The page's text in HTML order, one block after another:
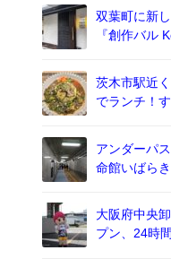
双葉町に新
『創作バル
茨木市駅近
でランチ！
アンダーパ
命館いばら
大阪府中央
プン、24時